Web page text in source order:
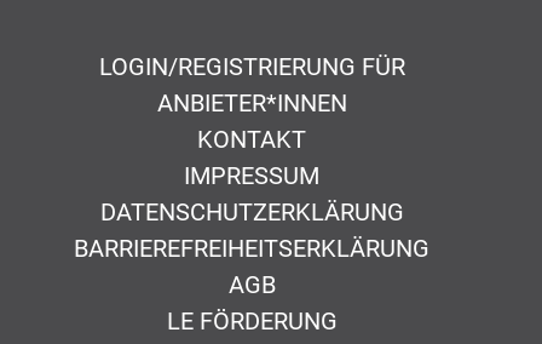
LOGIN/REGISTRIERUNG FÜR
ANBIETER*INNEN
KONTAKT
IMPRESSUM
DATENSCHUTZERKLÄRUNG
BARRIEREFREIHEITSERKLÄRUNG
AGB
LE FÖRDERUNG